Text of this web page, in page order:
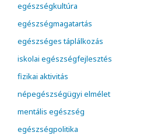
egészségkultúra
egészségmagatartás
egészséges táplálkozás
iskolai egészségfejlesztés
fizikai aktivitás
népegészségügyi elmélet
mentális egészség
egészségpolitika